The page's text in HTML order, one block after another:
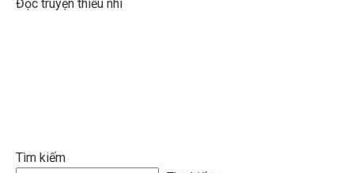
Đọc truyện thiếu nhi
Tìm kiếm